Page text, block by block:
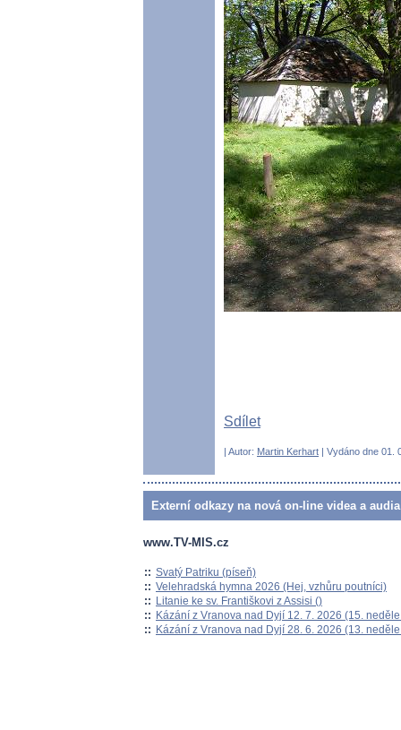
Sdílet
| Autor: Martin Kerhart | Vydáno dne 01.
Externí odkazy na nová on-line videa a
www.TV-MIS.cz
:: Svatý Patriku (píseň)
:: Velehradská hymna 2026 (Hej, vzhůru poutníci)
:: Litanie ke sv. Františkovi z Assisi ()
:: Kázání z Vranova nad Dyjí 12. 7. 2026 (15.
:: Kázání z Vranova nad Dyjí 28. 6. 2026 (13.